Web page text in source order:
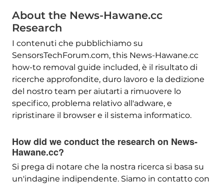
About the News-Hawane.cc
Research
I contenuti che pubblichiamo su
SensorsTechForum.com, this News-Hawane.cc
how-to removal guide included, è il risultato di
ricerche approfondite, duro lavoro e la dedizione
del nostro team per aiutarti a rimuovere lo
specifico, problema relativo all'adware, e
ripristinare il browser e il sistema informatico.
How did we conduct the research on News-
Hawane.cc?
Si prega di notare che la nostra ricerca si basa su
un'indagine indipendente. Siamo in contatto con